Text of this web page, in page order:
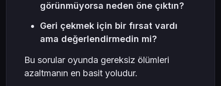
görünmüyorsa neden öne çıktın?
Geri çekmek için bir fırsat vardı
ama değerlendirmedin mi?
Bu sorular oyunda gereksiz ölümleri
azaltmanın en basit yoludur.